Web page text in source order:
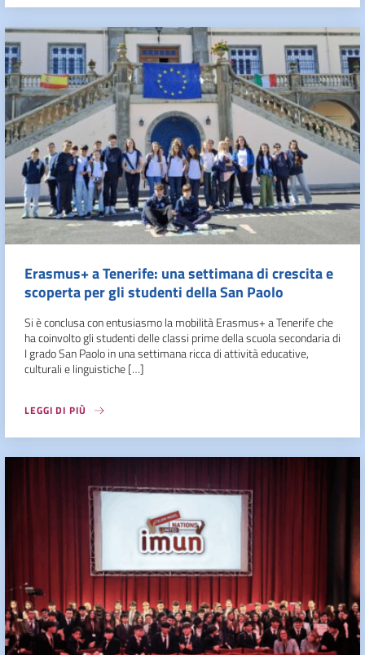
Erasmus+ a Tenerife: una settimana di crescita e
scoperta per gli studenti della San Paolo
Si è conclusa con entusiasmo la mobilità Erasmus+ a Tenerife che
ha coinvolto gli studenti delle classi prime della scuola secondaria di
I grado San Paolo in una settimana ricca di attività educative,
culturali e linguistiche […]
LEGGI DI PIÙ